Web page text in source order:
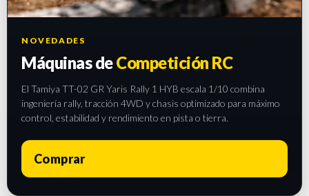
NOVEDADES
Máquinas deCompetición RC
El Tamiya TT-02 GR Yaris Rally 1 HYB escala 1/10 combina
ingeniería rally, tracción 4WD y chasis optimizado para máximo
control, estabilidad y rendimiento en pista o tierra.
Comprar